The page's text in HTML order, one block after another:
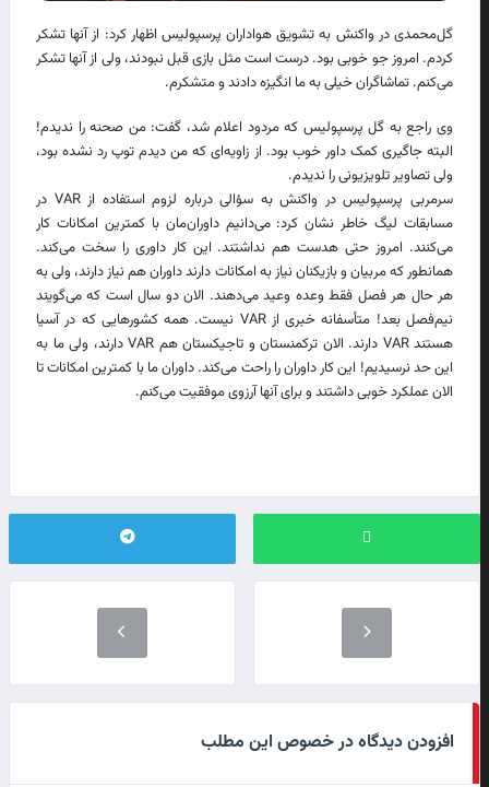
گل‌محمدی در واکنش به تشویق هواداران پرسپولیس اظهار کرد: از آنها تشکر
کردم. امروز جو خوبی بود. درست است مثل بازی قبل نبودند، ولی از آنها تشکر
می‌کنم. تماشاگران خیلی به ما انگیزه دادند و متشکرم.
وی راجع به گل پرسپولیس که مردود اعلام شد، گفت: من صحنه را ندیدم!
البته جاگیری کمک داور خوب بود. از زاویه‌ای که من دیدم توپ رد نشده بود،
ولی تصاویر تلویزیونی را ندیدم.
سرمربی پرسپولیس در واکنش به سؤالی درباره لزوم استفاده از VAR در
مسابقات لیگ خاطر نشان کرد: می‌دانیم داوران‌مان با کمترین امکانات کار
می‌کنند. امروز حتی هدست هم نداشتند. این کار داوری را سخت می‌کند.
همانطور که مربیان و بازیکنان نیاز به امکانات دارند داوران هم نیاز دارند، ولی به
هر حال هر فصل فقط وعده وعید می‌دهند. الان دو سال است که می‌گویند
نیم‌فصل بعد! متأسفانه خبری از VAR نیست. همه کشورهایی که در آسیا
هستند VAR دارند. الان ترکمنستان و تاجیکستان هم VAR دارند، ولی ما به
این حد نرسیدیم! این کار داوران را راحت می‌کند. داوران ما با کمترین امکانات تا
الان عملکرد خوبی داشتند و برای آنها آرزوی موفقیت می‌کنم.
افزودن دیدگاه در خصوص این مطلب